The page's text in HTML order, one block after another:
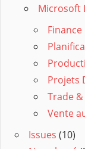
Microsoft
Finance
Projets
Trade &
Vente
Issues (10)